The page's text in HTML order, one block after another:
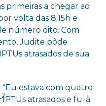
primeiras a chegar ao
volta das 8:15h e
número oito. Com
Judite pôde
atrasados de sua
“Eu estava com quatro
IPTUs atrasados e fui à